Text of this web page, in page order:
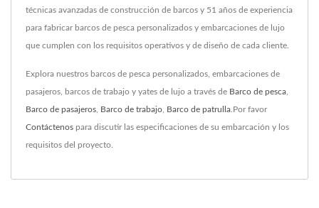
técnicas avanzadas de construcción de barcos y 51 años de experiencia
para fabricar barcos de pesca personalizados y embarcaciones de lujo
que cumplen con los requisitos operativos y de diseño de cada cliente.
Explora nuestros barcos de pesca personalizados, embarcaciones de
pasajeros, barcos de trabajo y yates de lujo a través de Barco de pesca,
Barco de pasajeros, Barco de trabajo, Barco de patrulla.Por favor
Contáctenos para discutir las especificaciones de su embarcación y los
requisitos del proyecto.